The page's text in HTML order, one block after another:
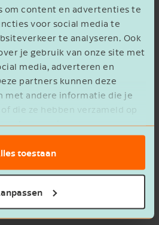
om content en advertenties te
voor social media te
te analyseren. Ook
je gebruik van onze site met
media, adverteren en
partners kunnen deze
met andere informatie die je
die ze hebben verzameld op
hun services.
toestaan
over 2025 moeten uiterlijk
zijn.
naar 250 of meer
af te schaffen voor
Op 20
het voornemen tot